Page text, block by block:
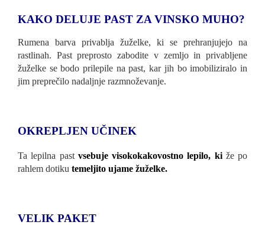
KAKO DELUJE PAST ZA VINSKO MUHO?
Rumena barva privablja žuželke, ki se prehranjujejo na
rastlinah. Past preprosto zabodite v zemljo in privabljene
žuželke se bodo prilepile na past, kar jih bo imobiliziralo in
jim preprečilo nadaljnje razmnoževanje.
OKREPLJEN UČINEK
Ta lepilna past vsebuje visokokakovostno lepilo, ki že po
rahlem dotiku temeljito ujame žuželke.
VELIK PAKET